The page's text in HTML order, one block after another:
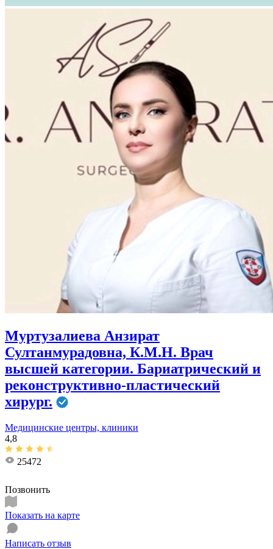
Муртузалиева Анзират
Султанмурадовна, К.М.Н. Врач
высшей категории. Бариатрический и
реконструктивно-пластический
хирург.
Медицинские центры, клиники
4,8
25472
Позвонить
Показать на карте
Написать отзыв